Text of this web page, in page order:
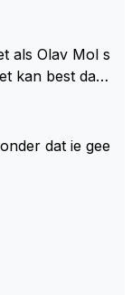
kan best dat
tijd zonder r
dat ie gee